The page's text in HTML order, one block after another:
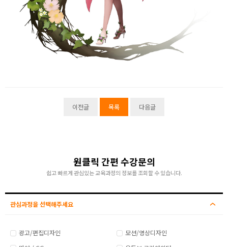
이전글 목록 다음글
원클릭 간편 수강문의
쉽고 빠르게 관심있는 교육과정의 정보를 조회할 수 있습니다.
관심과정을 선택해주세요
광고/편집디자인
모션/영상디자인